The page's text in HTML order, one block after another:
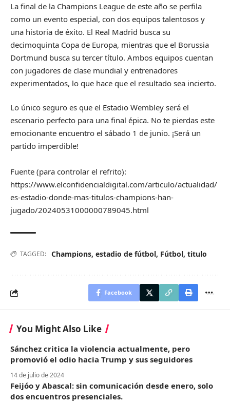
La final de la Champions League de este año se perfila
como un evento especial, con dos equipos talentosos y
una historia de éxito. El Real Madrid busca su
decimoquinta Copa de Europa, mientras que el Borussia
Dortmund busca su tercer título. Ambos equipos cuentan
con jugadores de clase mundial y entrenadores
experimentados, lo que hace que el resultado sea incierto.
Lo único seguro es que el Estadio Wembley será el
escenario perfecto para una final épica. No te pierdas este
emocionante encuentro el sábado 1 de junio. ¡Será un
partido imperdible!
Fuente (para controlar el refrito):
https://www.elconfidencialdigital.com/articulo/actualidad/
es-estadio-donde-mas-titulos-champions-han-
jugado/20240531000000789045.html
TAGGED: Champions, estadio de fútbol, Fútbol, titulo
Facebook
You Might Also Like
Sánchez critica la violencia actualmente, pero
promovió el odio hacia Trump y sus seguidores
14 de julio de 2024
Feijóo y Abascal: sin comunicación desde enero, solo
dos encuentros presenciales.